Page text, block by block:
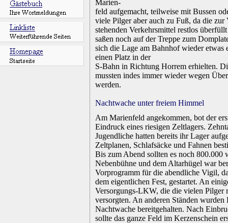
Marien-
feld aufgemacht, teilweise mit Bussen
viele Pilger aber auch zu Fuß, da die zur
stehenden Verkehrsmittel restlos
saßen noch auf der Treppe zum
sich die Lage am Bahnhof wieder etwas
einen Platz in der
S-Bahn in Richtung Horrem erhielten.
mussten indes immer wieder wegen
werden.
Nachtwache unter freiem Himmel
Am Marienfeld angekommen, bot der
Eindruck eines riesigen Zeltlagers.
Jugendliche hatten bereits ihr Lager
Zeltplanen, Schlafsäcke und Fahnen
Bis zum Abend sollten es noch 800.000
Nebenbühne und dem Altarhügel war
Vorprogramm für die abendliche Vigil,
dem eigentlichen Fest, gestartet. An
Versorgungs-LKW, die die vielen Pilger
versorgten. An anderen Ständen
Nachtwache bereitgehalten. Nach
sollte das ganze Feld im Kerzenschein